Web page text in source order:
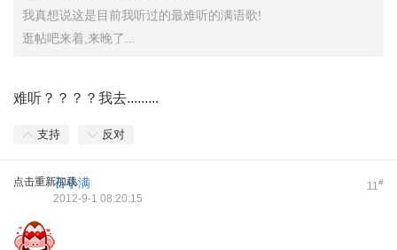
我真想说这是目前我听过的最难听的满语歌!
逛帖吧来着,来晚了...
难听？？？？我去.........
支持 反对
点击重新加载 11#
石小满
2012-9-1 08:20:15